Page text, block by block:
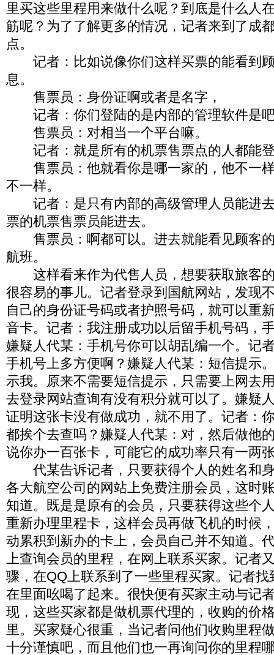
里买这些里程用来做什么呢？到底是什么人
筋呢？为了了解更多的情况，记者来到了成
点。
记者：比如说像你们这样买票的能看到
息。
售票员：身份证啊或者是名字，
记者：你们登陆的是内部的管理软件是
售票员：对相当一个平台嘛。
记者：就是所有的机票售票点的人都能
售票员：他就看你是哪一家的，他不一
不一样。
记者：是只有内部的高级管理人员能进
票的机票售票员能进去。
售票员：啊都可以。进去就能看见顾客
航班。
这样看来作为代售人员，想要获取旅客
很容易的事儿。记者登录到国航网站，发现
自己的身份证号码或者护照号码，就可以重
音卡。记者：我注册成功以后留手机号码，
嫌疑人代某：手机号你可以胡乱编一个。记
手机号上多方便啊？嫌疑人代某：短信提示
示我。原来不需要短信提示，只需要上网去
去登录网站查询有没有积分就可以了。嫌疑
证明这张卡没有做成功，就不用了。记者：
都挨个去查吗？嫌疑人代某：对，然后做他
说你办一百张卡，可能它的成功率只有一两
代某告诉记者，只要获得个人的姓名和
各大航空公司的网站上免费注册会员，这时
知道。既是是原有的会员，只要获得这些个
重新办理里程卡，这样会员再做飞机的时候
动累积到新办的卡上，会员自己并不知道。
上查询会员的里程，在网上联系买家。记者
骤，在QQ上联系到了一些里程买家。记者
在里面吆喝了起来。很快便有买家主动与记
现，这些买家都是做机票代理的，收购的价
里。买家疑心很重，当记者问他们收购里程
十分谨慎吧，而且他们也一再询问你的里程